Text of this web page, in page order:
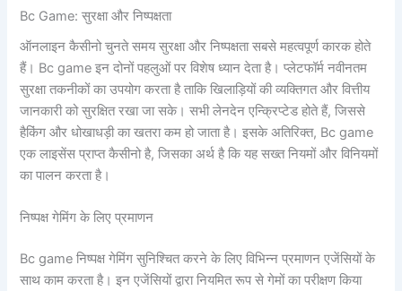
Bc Game: सुरक्षा और निष्पक्षता
ऑनलाइन कैसीनो चुनते समय सुरक्षा और निष्पक्षता सबसे महत्वपूर्ण कारक होते
हैं। Bc game इन दोनों पहलुओं पर विशेष ध्यान देता है। प्लेटफॉर्म नवीनतम
सुरक्षा तकनीकों का उपयोग करता है ताकि खिलाड़ियों की व्यक्तिगत और वित्तीय
जानकारी को सुरक्षित रखा जा सके। सभी लेनदेन एन्क्रिप्टेड होते हैं, जिससे
हैकिंग और धोखाधड़ी का खतरा कम हो जाता है। इसके अतिरिक्त, Bc game
एक लाइसेंस प्राप्त कैसीनो है, जिसका अर्थ है कि यह सख्त नियमों और विनियमों
का पालन करता है।
निष्पक्ष गेमिंग के लिए प्रमाणन
Bc game निष्पक्ष गेमिंग सुनिश्चित करने के लिए विभिन्न प्रमाणन एजेंसियों के
साथ काम करता है। इन एजेंसियों द्वारा नियमित रूप से गेमों का परीक्षण किया